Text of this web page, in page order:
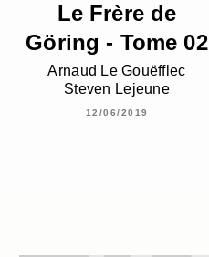
Le Frère de
Göring - Tome 02
Arnaud Le Gouëfflec
Steven Lejeune
12/06/2019